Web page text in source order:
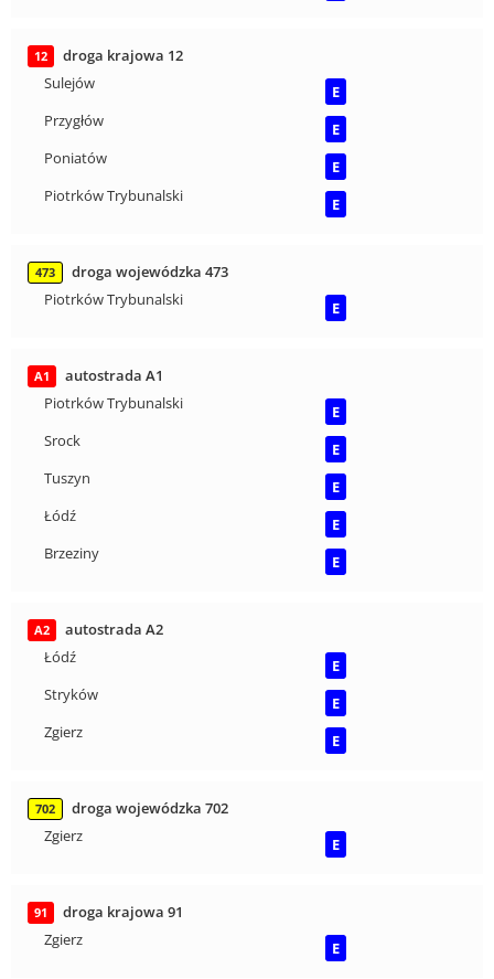
12
droga krajowa 12
Sulejów
E
Przygłów
E
Poniatów
E
Piotrków Trybunalski
E
473
droga wojewódzka 473
Piotrków Trybunalski
E
A1
autostrada A1
Piotrków Trybunalski
E
Srock
E
Tuszyn
E
Łódź
E
Brzeziny
E
A2
autostrada A2
Łódź
E
Stryków
E
Zgierz
E
702
droga wojewódzka 702
Zgierz
E
91
droga krajowa 91
Zgierz
E